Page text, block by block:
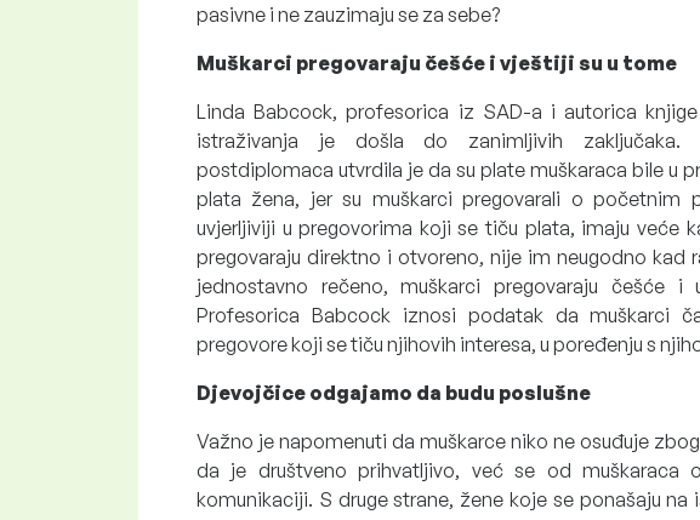
pasivne i ne zauzimaju se za sebe?
Muškarci pregovaraju češće i vještiji su u tome
Linda Babcock, profesorica iz SAD-a i autorica knjige
istraživanja je došla do zanimljivih zaključaka.
postdiplomaca utvrdila je da su plate muškaraca bile u
plata žena, jer su muškarci pregovarali o početnim
uvjerljiviji u pregovorima koji se tiču plata, imaju veće
pregovaraju direktno i otvoreno, nije im neugodno kad
jednostavno rečeno, muškarci pregovaraju češće
Profesorica Babcock iznosi podatak da muškarci
pregovore koji se tiču njihovih interesa, u poređenju s
Djevojčice odgajamo da budu poslušne
Važno je napomenuti da muškarce niko ne osuđuje
da je društveno prihvatljivo, već se od muškaraca
komunikaciji. S druge strane, žene koje se ponašaju